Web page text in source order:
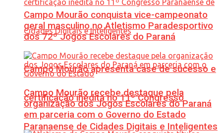
Campo Mourão apresenta case de sucesso e
certificação inédita no 11º Congresso
Paranaense de Cidades Digitais e Inteligentes
Campo Mourão conquista vice-campeonato
geral masculino no Atletismo Paradesportivo
dos 72º Jogos Escolares do Paraná
Campo Mourão recebe destaque pela
organização dos Jogos Escolares do Paraná
em parceria com o Governo do Estado